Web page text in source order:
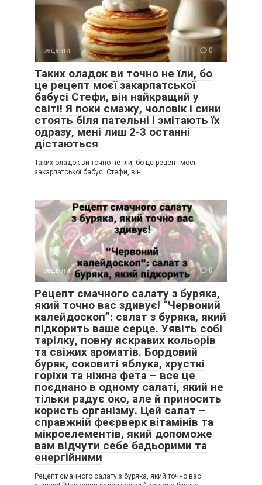
рецепти 0
Таких оладок ви точно не їли, бо
це рецепт моєї закарпатської
бабусі Стефи, він найкращий у
світі! Я поки смажу, чоловік і сини
стоять біля пательні і змітають їх
одразу, мені лиш 2-3 останні
дістаються
Таких оладок ви точно не їли, бо це рецепт моєї
закарпатської бабусі Стефи, він
рецепти 0
Рецепт смачного салату з буряка,
який точно вас здивує! “Червоний
калейдоскоп”: салат з буряка, який
підкорить ваше серце. Уявіть собі
тарілку, повну яскравих кольорів
та свіжих ароматів. Бордовий
буряк, соковиті яблука, хрусткі
горіхи та ніжна фета – все це
поєднано в одному салаті, який не
тільки радує око, але й приносить
користь організму. Цей салат –
справжній феєрверк вітамінів та
мікроелементів, який допоможе
вам відчути себе бадьорими та
енергійними
Рецепт смачного салату з буряка, який точно вас